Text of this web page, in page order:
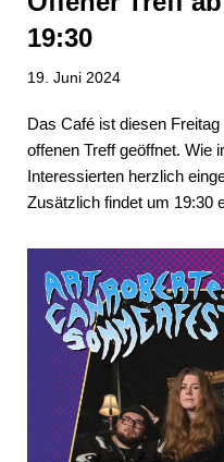
19:30
19. Juni 2024
Das Café ist diesen
offenen Treff geöffnet. Wie
Interessierten herzlich
Zusätzlich findet um 19:30